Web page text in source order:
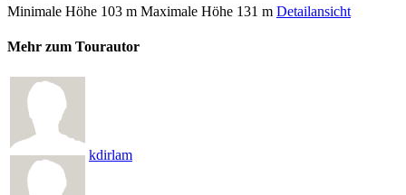
Minimale Höhe 103 m Maximale Höhe 131 m Detailansicht
Mehr zum Tourautor
kdirlam